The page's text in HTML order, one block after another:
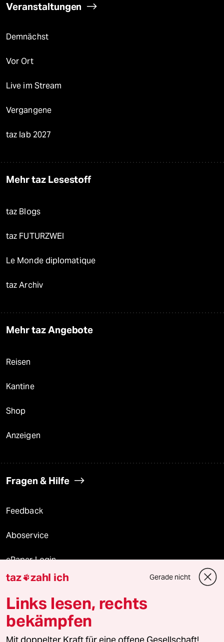
Veranstaltungen
Demnächst
Vor Ort
Live im Stream
Vergangene
taz lab 2027
Mehr taz Lesestoff
taz Blogs
taz FUTURZWEI
Le Monde diplomatique
taz Archiv
Mehr taz Angebote
Reisen
Kantine
Shop
Anzeigen
Fragen & Hilfe
Feedback
Aboservice
ePaper Login
Downloads für Abonnierende
© 2026 taz Verlags und Vertriebs GmbH
Alle Rechte vorbehalten. Bei rechtlichen Fragen oder für Genehmigungen
taz zahl ich Gerade nicht
Links lesen, rechts
bekämpfen